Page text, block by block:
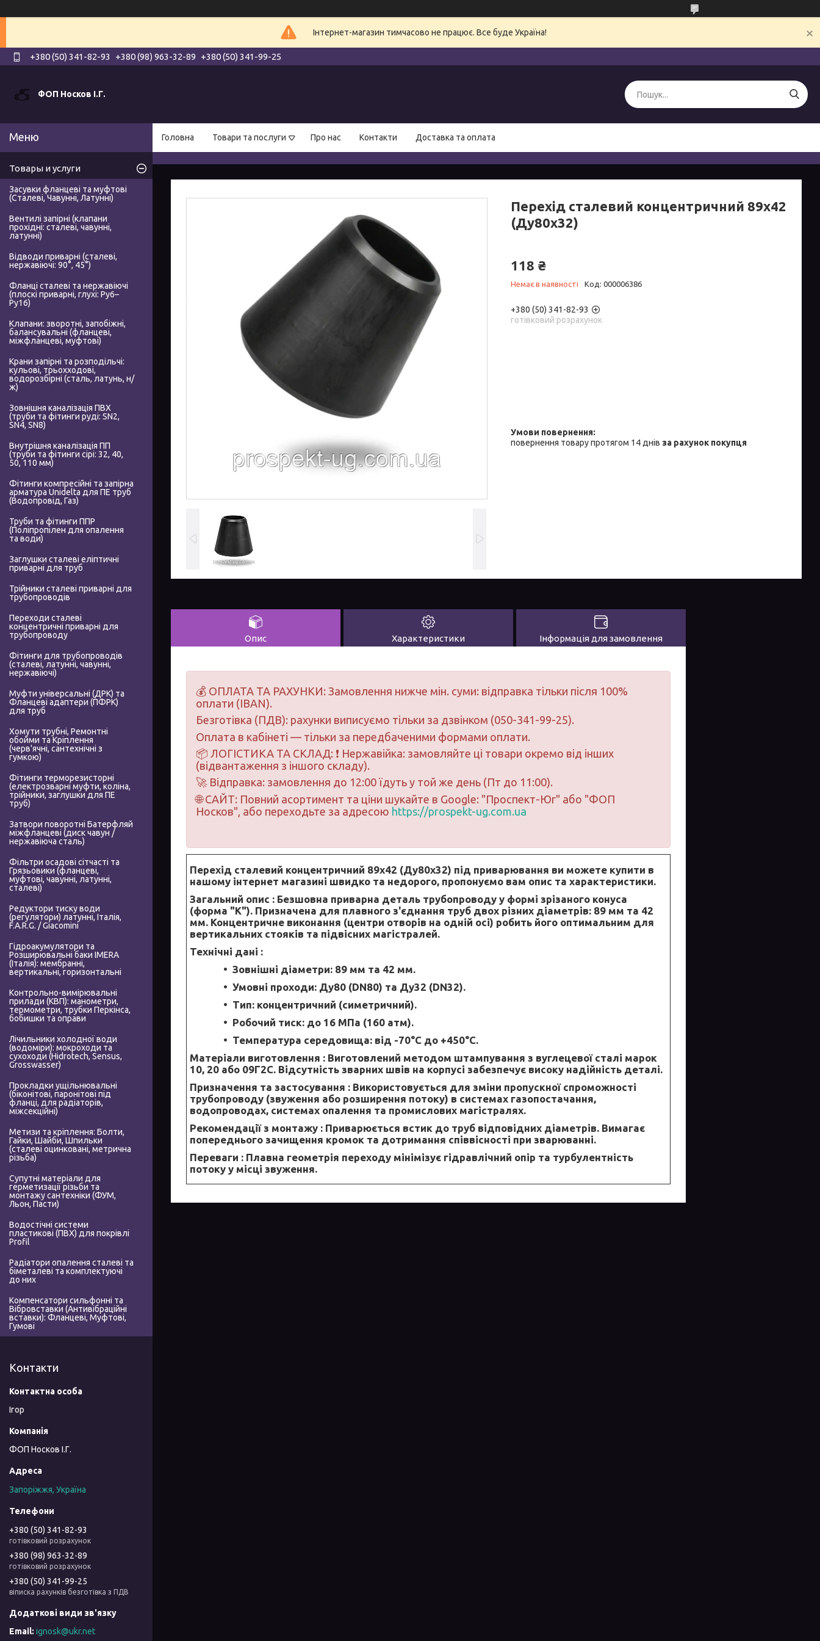
Інтернет-магазин тимчасово не працює. Все буде Україна!
+380 (50) 341-82-93 +380 (98) 963-32-89 +380 (50) 341-99-25
ФОП Носков І.Г.
Головна Товари та послуги Про нас Контакти Доставка та оплата
Перехід сталевий концентричний 89х42
(Ду80х32)
118 ₴
Немає в наявності Код: 000006386
+380 (50) 341-82-93
готівковий розрахунок
повернення товару протягом 14 днів за рахунок покупця
Опис Характеристики Інформація для замовлення
💰 ОПЛАТА ТА РАХУНКИ: Замовлення нижче мін. суми: відправка тільки після 100%
оплати (IBAN).
Безготівка (ПДВ): рахунки виписуємо тільки за дзвінком (050-341-99-25).
Оплата в кабінеті — тільки за передбаченими формами оплати.
📦 ЛОГІСТИКА ТА СКЛАД: ❗ Нержавійка: замовляйте ці товари окремо від інших
(відвантаження з іншого складу).
🚀 Відправка: замовлення до 12:00 їдуть у той же день (Пт до 11:00).
🌐 САЙТ: Повний асортимент та ціни шукайте в Google: "Проспект-Юг" або "ФОП
Носков", або переходьте за адресою https://prospekt-ug.com.ua
Перехід сталевий концентричний 89х42 (Ду80х32) під приварювання ви можете купити в
нашому інтернет магазині швидко та недорого, пропонуємо вам опис та характеристики.
Загальний опис : Безшовна приварна деталь трубопроводу у формі зрізаного конуса
(форма "K"). Призначена для плавного з'єднання труб двох різних діаметрів: 89 мм та 42
мм. Концентричне виконання (центри отворів на одній осі) робить його оптимальним для
вертикальних стояків та підвісних магістралей.
Технічні дані :
Зовнішні діаметри: 89 мм та 42 мм.
Умовні проходи: Ду80 (DN80) та Ду32 (DN32).
Тип: концентричний (симетричний).
Робочий тиск: до 16 МПа (160 атм).
Температура середовища: від -70°C до +450°C.
Матеріали виготовлення : Виготовлений методом штампування з вуглецевої сталі марок
10, 20 або 09Г2С. Відсутність зварних швів на корпусі забезпечує високу надійність деталі.
Призначення та застосування : Використовується для зміни пропускної спроможності
трубопроводу (звуження або розширення потоку) в системах газопостачання,
водопроводах, системах опалення та промислових магістралях.
Рекомендації з монтажу : Приварюється встик до труб відповідних діаметрів. Вимагає
попереднього зачищення кромок та дотримання співвісності при зварюванні.
Переваги : Плавна геометрія переходу мінімізує гідравлічний опір та турбулентність
потоку у місці звуження.
Товары и услуги
Засувки фланцеві та муфтові
(Сталеві, Чавунні, Латунні)
Вентилі запірні (клапани
прохідні: сталеві, чавунні,
латунні)
Відводи приварні (сталеві,
нержавіючі: 90°, 45°)
Фланці сталеві та нержавіючі
(плоскі приварні, глухі: Ру6–
Ру16)
Клапани: зворотні, запобіжні,
балансувальні (фланцеві,
міжфланцеві, муфтові)
Крани запірні та розподільчі:
кульові, трьохходові,
водорозбірні (сталь, латунь, н/
ж)
Зовнішня каналізація ПВХ
(труби та фітинги руді: SN2,
SN4, SN8)
Внутрішня каналізація ПП
(труби та фітинги сірі: 32, 40,
50, 110 мм)
Фітинги компресійні та запірна
арматура Unidelta для ПЕ труб
(Водопровід, Газ)
Труби та фітинги ППР
(Поліпропілен для опалення
та води)
Заглушки сталеві еліптичні
приварні для труб
Трійники сталеві приварні для
трубопроводів
Переходи сталеві
концентричні приварні для
трубопроводу
Фітинги для трубопроводів
(сталеві, латунні, чавунні,
нержавіючі)
Муфти універсальні (ДРК) та
Фланцеві адаптери (ПФРК)
для труб
Хомути трубні, Ремонтні
обойми та Кріплення
(черв'ячні, сантехнічні з
гумкою)
Фітинги терморезисторні
(електрозварні муфти, коліна,
трійники, заглушки для ПЕ
труб)
Затвори поворотні Батерфляй
міжфланцеві (диск чавун /
нержавіюча сталь)
Фільтри осадові сітчасті та
Грязьовики (фланцеві,
муфтові, чавунні, латунні,
сталеві)
Редуктори тиску води
(регулятори) латунні, Італія,
F.A.R.G. / Giacomini
Гідроакумулятори та
Розширювальні баки IMERA
(Італія): мембранні,
вертикальні, горизонтальні
Контрольно-вимірювальні
прилади (КВП): манометри,
термометри, трубки Перкінса,
бобишки та оправи
Лічильники холодної води
(водоміри): мокроходи та
сухоходи (Hidrotech, Sensus,
Grosswasser)
Прокладки ущільнювальні
(біконітові, паронітові під
фланці, для радіаторів,
міжсекційні)
Метизи та кріплення: Болти,
Гайки, Шайби, Шпильки
(сталеві оцинковані, метрична
різьба)
Супутні матеріали для
герметизації різьби та
монтажу сантехніки (ФУМ,
Льон, Пасти)
Водостічні системи
пластикові (ПВХ) для покрівлі
Profil
Радіатори опалення сталеві та
біметалеві та комплектуючі
до них
Компенсатори сильфонні та
Вібровставки (Антивібраційні
вставки): Фланцеві, Муфтові,
Гумові
Контакти
Ігор
ФОП Носков І.Г.
Запоріжжя, Україна
+380 (50) 341-82-93
готівковий розрахунок
+380 (98) 963-32-89
готівковий розрахунок
+380 (50) 341-99-25
віписка рахунків безготівка з ПДВ
ignosk@ukr.net